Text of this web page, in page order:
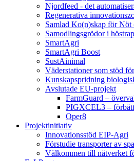
Njordfeed - det
Regenerativa
Samlad Ko(n)skap för
Samodlingsgrödor i
SmartAgri
SmartAgri Boost
SustAinimal
Väderstationer som stöd
Kunskapspridning
Avslutade EU-projekt
FarmGuard –
PIGXCEL3 –
Oper8
Projektinitiativ
Innovationsstöd EIP-Agri
Förstudie transporter av
Välkommen till nätverket